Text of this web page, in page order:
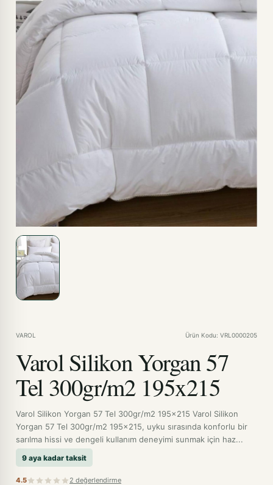
VAROL Ürün Kodu: VRL0000205
Varol Silikon Yorgan 57
Tel 300gr/m2 195x215
Varol Silikon Yorgan 57 Tel 300gr/m2 195x215 Varol Silikon
Yorgan 57 Tel 300gr/m2 195x215, uyku sırasında konforlu bir
sarılma hissi ve dengeli kullanım deneyimi sunmak için haz...
9 aya kadar taksit
4.5 2 değerlendirme